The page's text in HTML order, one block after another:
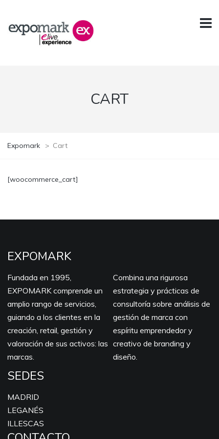
CART
Expomark > Cart
[woocommerce_cart]
EXPOMARK
Fundada en 1995,
EXPOMARK comprende un
amplio rango de servicios,
guiando a los clientes en la
creación, retail, gestión y
valoración de sus activos: las
marcas.
Combina una rigurosa
estrategia y prácticas de
consultoría sobre análisis de
gestión de marca con
espíritu emprendedor y
creativo de branding y
diseño.
SEDES
MADRID
LEGANÉS
ILLESCAS